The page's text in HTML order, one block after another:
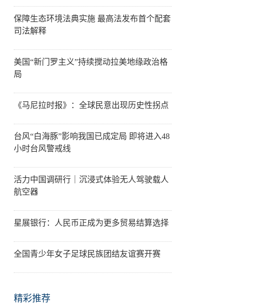
保障生态环境法典实施 最高法发布首个配套
司法解释
美国“新门罗主义”持续搅动拉美地缘政治格
局
《马尼拉时报》：全球民意出现历史性拐点
台风“白海豚”影响我国已成定局 即将进入48
小时台风警戒线
活力中国调研行｜沉浸式体验无人驾驶载人
航空器
星展银行：人民币正成为更多贸易结算选择
全国青少年女子足球民族团结友谊赛开赛
精彩推荐